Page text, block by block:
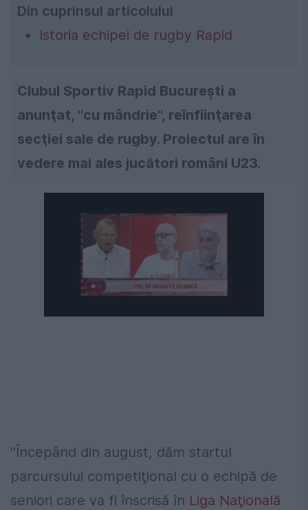
Din cuprinsul articolului
Istoria echipei de rugby Rapid
Clubul Sportiv Rapid Bucureşti a
anunţat, ''cu mândrie'', reînfiinţarea
secţiei sale de rugby. Proiectul are în
vedere mai ales jucători români U23.
''Începând din august, dăm startul
parcursului competiţional cu o echipă de
seniori care va fi înscrisă în Liga Naţională